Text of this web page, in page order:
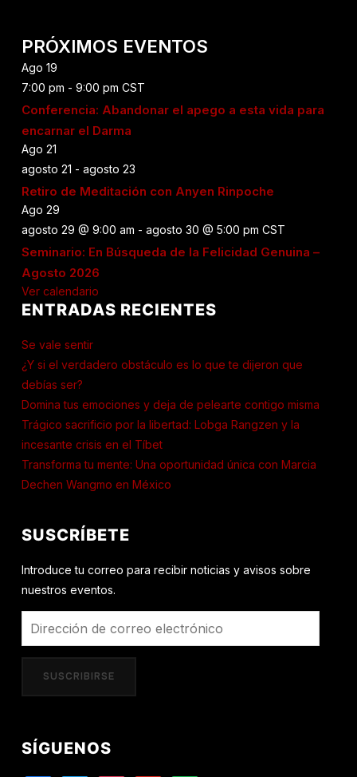
PRÓXIMOS EVENTOS
Ago 19
7:00 pm - 9:00 pm CST
Conferencia: Abandonar el apego a esta vida para
encarnar el Darma
Ago 21
agosto 21 - agosto 23
Retiro de Meditación con Anyen Rinpoche
Ago 29
agosto 29 @ 9:00 am - agosto 30 @ 5:00 pm CST
Seminario: En Búsqueda de la Felicidad Genuina –
Agosto 2026
Ver calendario
ENTRADAS RECIENTES
Se vale sentir
¿Y si el verdadero obstáculo es lo que te dijeron que
debías ser?
Domina tus emociones y deja de pelearte contigo misma
Trágico sacrificio por la libertad: Lobga Rangzen y la
incesante crisis en el Tíbet
Transforma tu mente: Una oportunidad única con Marcia
Dechen Wangmo en México
SUSCRÍBETE
Introduce tu correo para recibir noticias y avisos sobre
nuestros eventos.
correo
electrónico
SUSCRIBIRSE
SÍGUENOS